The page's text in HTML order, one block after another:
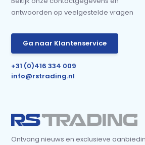
antwoorden op veelgestelde vragen
Ga naar Klantenservice
+31 (0)416 334 009
info@rstrading.nl
Ontvang nieuws en exclusieve